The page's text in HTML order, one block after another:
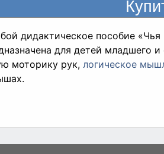
дидактическое пособие
для детей младшего
моторику рук, логическое